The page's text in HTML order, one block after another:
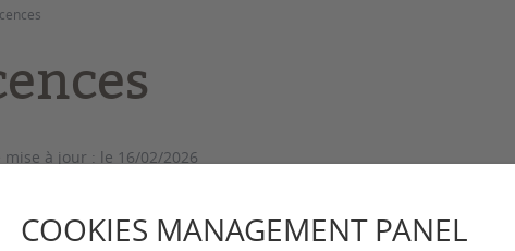
COOKIES MANAGEMENT PANEL
mise à jour : le 16/02/2026